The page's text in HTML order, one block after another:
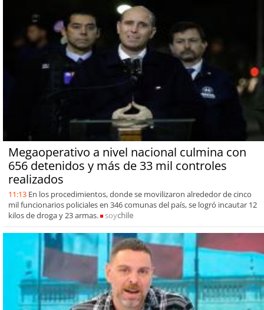
Megaoperativo a nivel nacional culmina con
656 detenidos y más de 33 mil controles
realizados
11:13 En los procedimientos, donde se movilizaron alrededor de cinco
mil funcionarios policiales en 346 comunas del país, se logró incautar 12
kilos de droga y 23 armas.
soychile